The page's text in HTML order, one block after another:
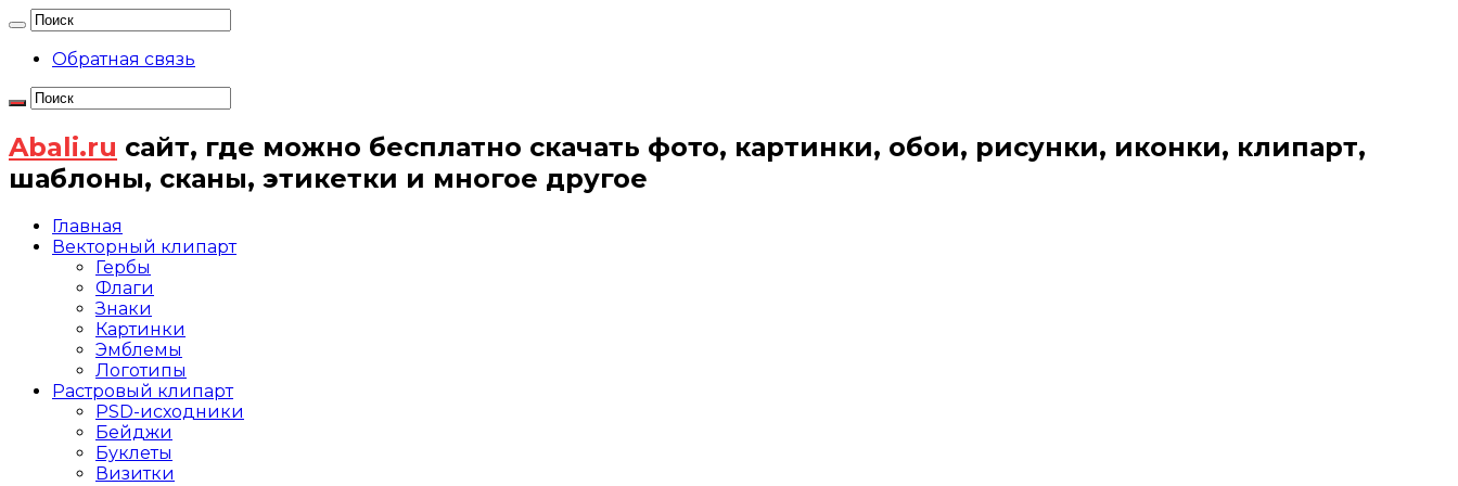
Обратная связь
Abali.ru сайт, где можно бесплатно скачать фото, картинки, обои, рисунки, иконки, клипарт,
шаблоны, сканы, этикетки и многое другое
Главная
Векторный клипарт
Гербы
Флаги
Знаки
Картинки
Эмблемы
Логотипы
Растровый клипарт
PSD-исходники
Бейджи
Буклеты
Визитки